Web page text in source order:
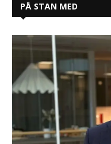
PÅ STAN MED